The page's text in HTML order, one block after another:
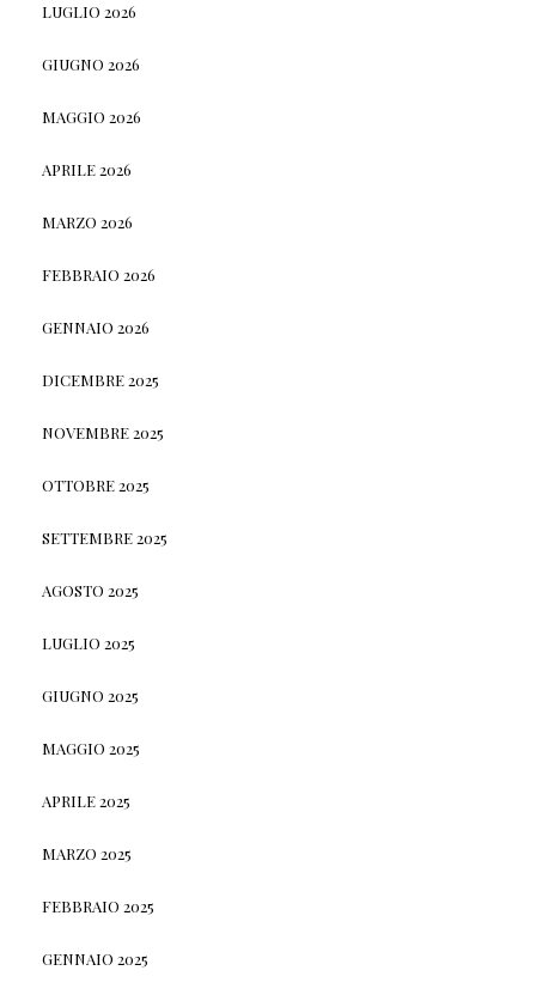
LUGLIO 2026
GIUGNO 2026
MAGGIO 2026
APRILE 2026
MARZO 2026
FEBBRAIO 2026
GENNAIO 2026
DICEMBRE 2025
NOVEMBRE 2025
OTTOBRE 2025
SETTEMBRE 2025
AGOSTO 2025
LUGLIO 2025
GIUGNO 2025
MAGGIO 2025
APRILE 2025
MARZO 2025
FEBBRAIO 2025
GENNAIO 2025